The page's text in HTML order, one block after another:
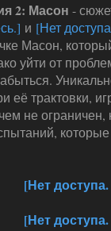
2: Масон -
и [Нет
Масон,
уйти от
её трактовки,
не
[Нет
[Нет